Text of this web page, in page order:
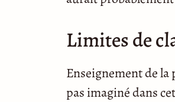
Limites de
Enseignement de la
pas imaginé dans